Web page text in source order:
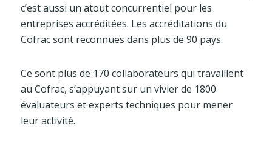
c’est aussi un atout concurrentiel pour les
entreprises accréditées. Les accréditations du
Cofrac sont reconnues dans plus de 90 pays.
Ce sont plus de 170 collaborateurs qui travaillent
au Cofrac, s’appuyant sur un vivier de 1800
évaluateurs et experts techniques pour mener
leur activité.